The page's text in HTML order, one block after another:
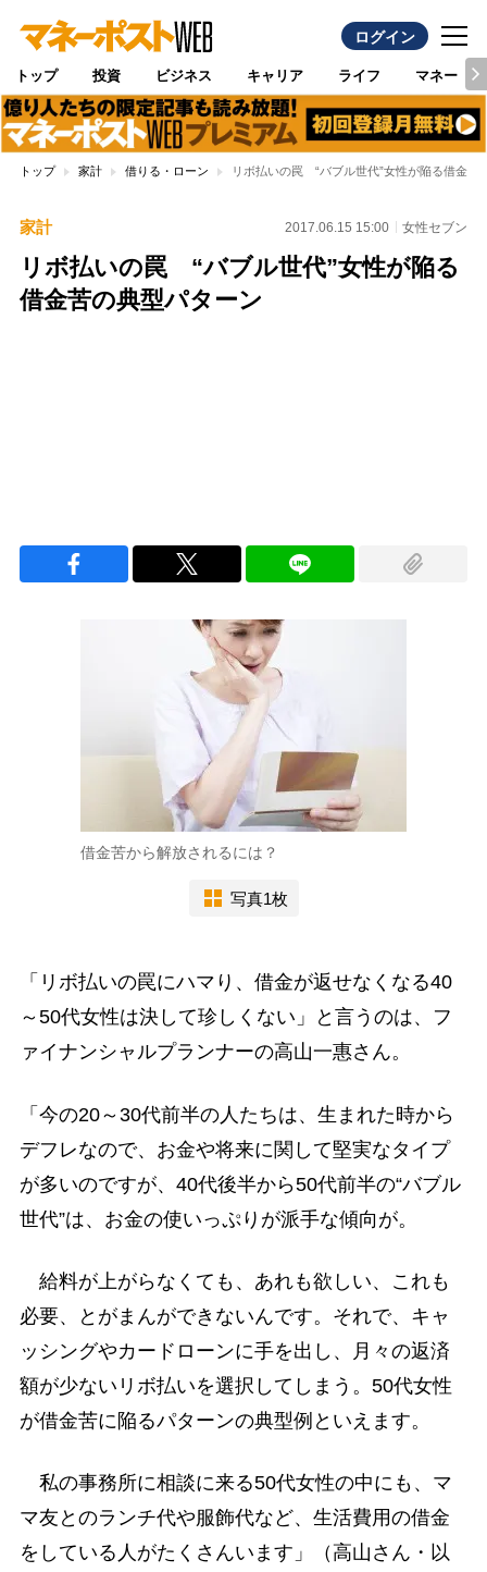
ログイン
トップ 投資 ビジネス キャリア ライフ マネー
トップ 家計 借りる・ローン リボ払いの罠 “バブル世代”女性が陥る借金苦
家計 2017.06.15 15:00 女性セブン
リボ払いの罠 “バブル世代”女性が陥る
借金苦の典型パターン
借金苦から解放されるには？
写真1枚
「リボ払いの罠にハマり、借金が返せなくなる40
～50代女性は決して珍しくない」と言うのは、フ
ァイナンシャルプランナーの高山一惠さん。
「今の20～30代前半の人たちは、生まれた時から
デフレなので、お金や将来に関して堅実なタイプ
が多いのですが、40代後半から50代前半の“バブル
世代”は、お金の使いっぷりが派手な傾向が。
給料が上がらなくても、あれも欲しい、これも
必要、とがまんができないんです。それで、キャ
ッシングやカードローンに手を出し、月々の返済
額が少ないリボ払いを選択してしまう。50代女性
が借金苦に陥るパターンの典型例といえます。
私の事務所に相談に来る50代女性の中にも、マ
マ友とのランチ代や服飾代など、生活費用の借金
をしている人がたくさんいます」（高山さん・以